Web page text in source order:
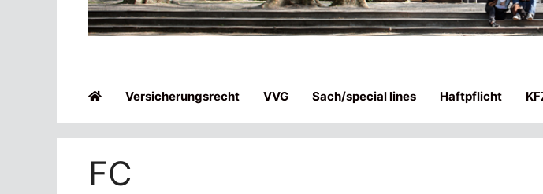
Versicherungsrecht VVG Sach/special lines Haftpflicht
FC